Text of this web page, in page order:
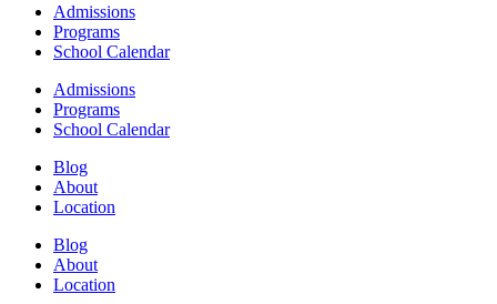
Admissions
Programs
School Calendar
Admissions
Programs
School Calendar
Blog
About
Location
Blog
About
Location